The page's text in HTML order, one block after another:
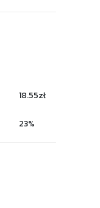
18.55zł
23%